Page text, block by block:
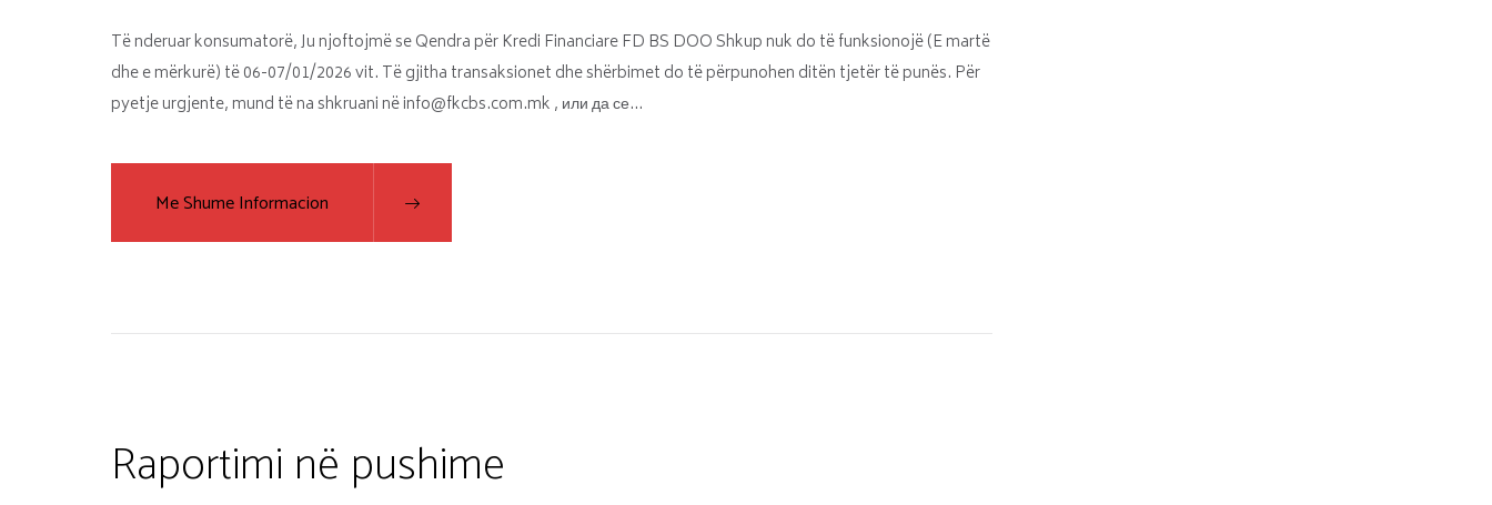
POLITIKA E
PRIVATËSISË
Të nderuar konsumatorë, Ju njoftojmë se Qendra për Kredi Financiare FD BS DOO Shkup nuk do të funksionojë (E martë
dhe e mërkurë) të 06-07/01/2026 vit. Të gjitha transaksionet dhe shërbimet do të përpunohen ditën tjetër të punës. Për
pyetje urgjente, mund të na shkruani në info@fkcbs.com.mk , или да се…
Me Shume Informacion
Raportimi në pushime